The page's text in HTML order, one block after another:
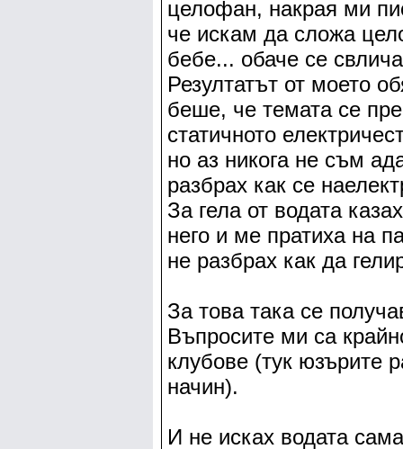
целофан, накрая ми
че искам да сложа
бебе... обаче се
Резултатът от моето
беше, че темата се
статичното
но аз никога не съм
разбрах как се
За гела от водата
него и ме пратиха на
не разбрах как да
За това така се
Въпросите ми са
клубове (тук юзърите
начин).
И не исках водата